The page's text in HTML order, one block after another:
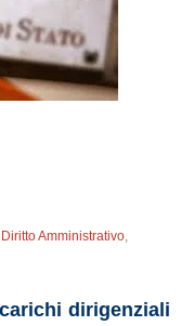
Diritto Amministrativo,
dirigenziali